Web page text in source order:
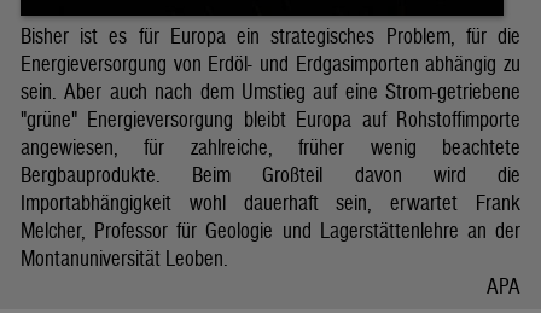
Bisher ist es für Europa ein strategisches Problem, für die
Energieversorgung von Erdöl- und Erdgasimporten abhängig zu
sein. Aber auch nach dem Umstieg auf eine Strom-getriebene
"grüne" Energieversorgung bleibt Europa auf Rohstoffimporte
angewiesen, für zahlreiche, früher wenig beachtete
Bergbauprodukte. Beim Großteil davon wird die
Importabhängigkeit wohl dauerhaft sein, erwartet Frank
Melcher, Professor für Geologie und Lagerstättenlehre an der
Montanuniversität Leoben.
APA